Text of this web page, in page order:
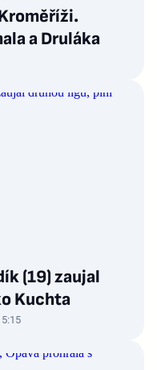
a Druláka
(19) zaujal
Kuchta